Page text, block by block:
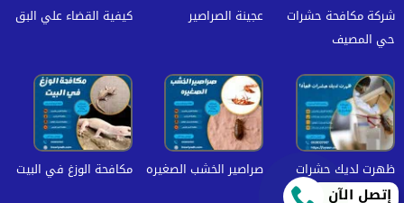
شركة مكافحة حشرات
حي المصيف
عجينة الصراصير كيفية القضاء علي البق
ظهرت لديك حشرات
فجأة؟ دليل طوارئ
صراصير الخشب الصغيره مكافحة الوزغ في البيت
إتصل الآن